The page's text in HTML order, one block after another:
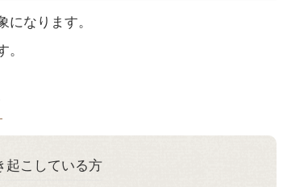
なります。
起こしている方